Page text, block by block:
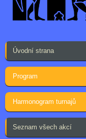
Úvodní strana
Program
Harmonogram turnajů
Seznam všech akcí